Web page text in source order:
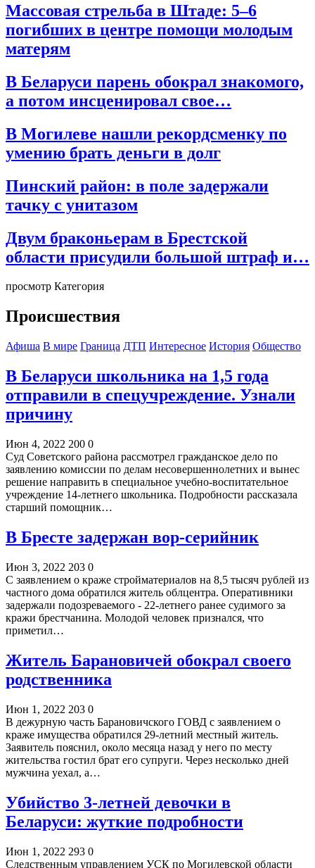
Массовая стрельба в Штаде: 5–6
погибших в центре помощи молодым
матерям
В Беларуси парень обокрал знакомого,
а потом инсценировал свое…
В Могилеве нашли рекордсменку по
умению брать деньги в долг
Пинский район: в поле задержали
тачку с унитазом
Двум браконьерам в Брестской
области присудили большой штраф и…
просмотр Категория
Происшествия
Афиша В мире Граница ДТП Интересное История Общество
В Беларуси школьника на 1,5 года
отправили в спецучреждение. Узнали
причину
Июн 4, 2022 200 0
Суд Советского района рассмотрел гражданское дело по
заявлению комиссии по делам несовершеннолетних и вынес
решение направить в специальное учебно-воспитательное
учреждение 14-летнего школьника. Подробности рассказала
старший помощник…
В Бресте задержан вор-серийник
Июн 3, 2022 203 0
С заявлением о краже стройматериалов на 8,5 тысяч рублей из
частного дома обратился житель облцентра. Оперативники
задержали подозреваемого - 22-летнего ранее судимого за
кражи брестчанина. Молодой человек признался, что
приметил…
Житель Барановичей обокрал своего
родственника
Июн 1, 2022 203 0
В дежурную часть Барановичского ГОВД с заявлением о
краже имущества обратился 29-летний местный житель.
Заявитель пояснил, около месяца назад у него по месту
жительства гостил брат его супруги. Через несколько дней
мужчина уехал, а…
Убийство 3-летней девочки в
Беларуси: жуткие подробности
Июн 1, 2022 293 0
Следственным управлением УСК по Могилевской области